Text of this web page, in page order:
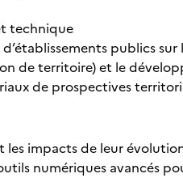
technique
publics
de territoire) et le
de prospectives
les impacts de leur
numériques avancés